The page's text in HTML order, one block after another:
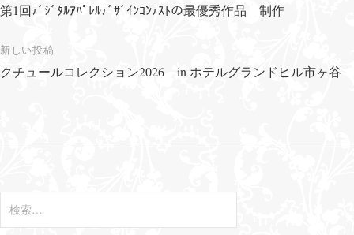
投
稿
ナ
ビ
第1回ﾃﾞｼﾞﾀﾙｱﾊﾟﾚﾙﾃﾞｻﾞｲﾝｺﾝﾃｽﾄの最優秀作品 制作
新しい投稿
クチュールコレクション2026 in ホテルグランドヒル市ヶ谷
索